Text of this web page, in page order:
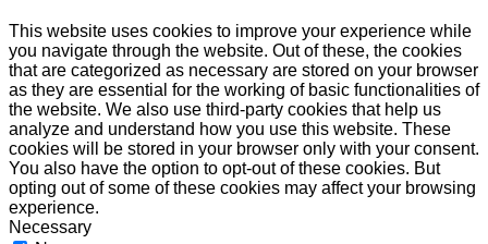
This website uses cookies to improve your experience while
you navigate through the website. Out of these, the cookies
that are categorized as necessary are stored on your browser
as they are essential for the working of basic functionalities of
the website. We also use third-party cookies that help us
analyze and understand how you use this website. These
cookies will be stored in your browser only with your consent.
You also have the option to opt-out of these cookies. But
opting out of some of these cookies may affect your browsing
experience.
Necessary